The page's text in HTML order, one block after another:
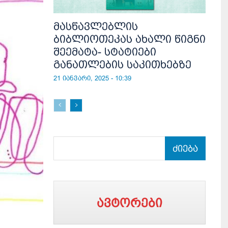
მასწავლებლის
ბიბლიოთეკას ახალი წიგნი
შეემატა- სტატიები
განათლების საკითხებზე
21 იანვარი, 2025 - 10:39
ძიება
ავტორები